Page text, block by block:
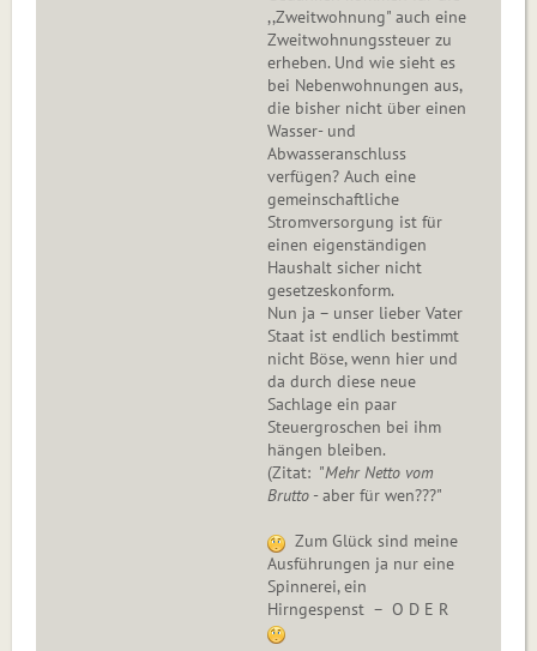
,,Zweitwohnung" auch eine
Zweitwohnungssteuer zu
erheben. Und wie sieht es
bei Nebenwohnungen aus,
die bisher nicht über einen
Wasser- und
Abwasseranschluss
verfügen? Auch eine
gemeinschaftliche
Stromversorgung ist für
einen eigenständigen
Haushalt sicher nicht
gesetzeskonform.
Nun ja – unser lieber Vater
Staat ist endlich bestimmt
nicht Böse, wenn hier und
da durch diese neue
Sachlage ein paar
Steuergroschen bei ihm
hängen bleiben.
(Zitat: "Mehr Netto vom
Brutto - aber für wen???"
Zum Glück sind meine
Ausführungen ja nur eine
Spinnerei, ein
Hirngespenst – O D E R